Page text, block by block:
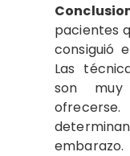
pacientes
consiguió
Las
son
embarazo.